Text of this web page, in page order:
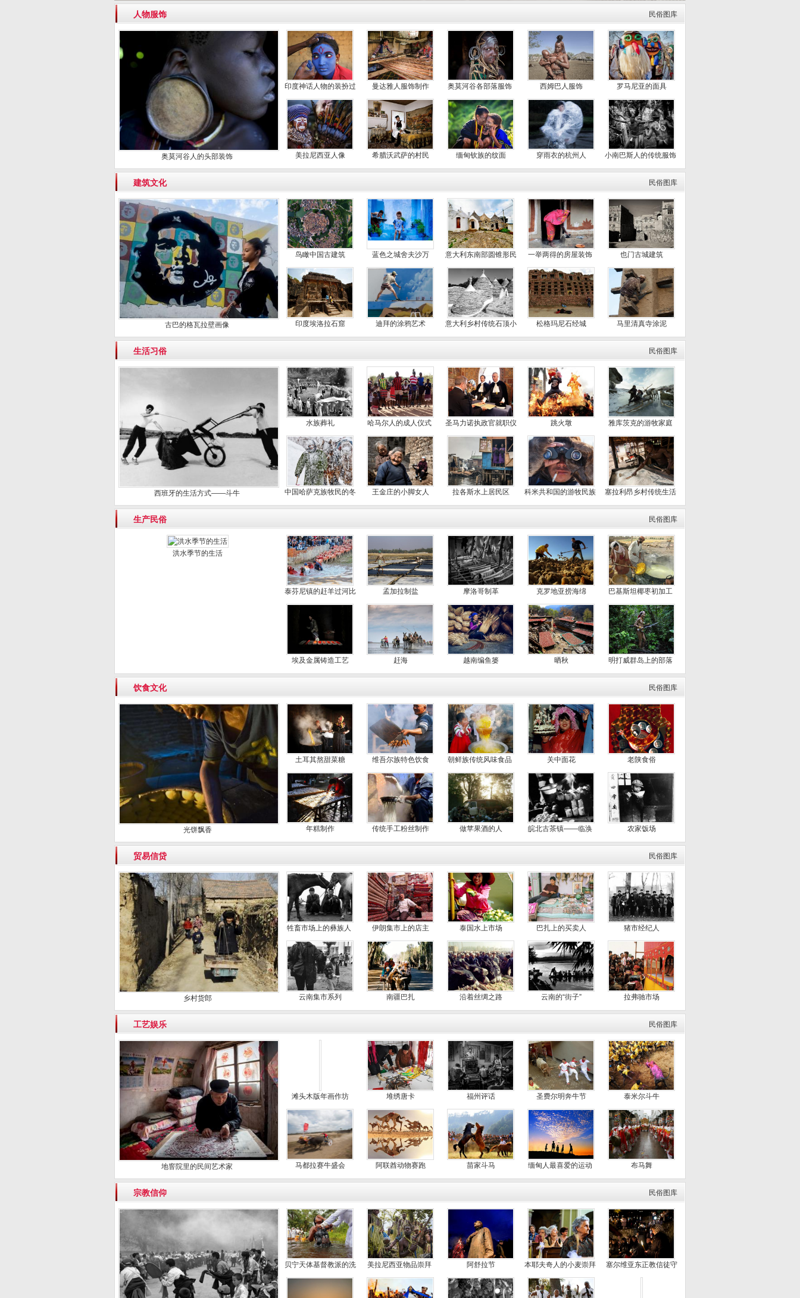
人物服饰 民俗图库
奥莫河谷人的头部装饰
印度神话人物的装扮过
程
曼达雅人服饰制作 奥莫河谷各部落服饰 西姆巴人服饰 罗马尼亚的面具
美拉尼西亚人像 希腊沃武萨的村民 缅甸钦族的纹面 穿雨衣的杭州人 小南巴斯人的传统服饰
建筑文化 民俗图库
古巴的格瓦拉壁画像
鸟瞰中国古建筑 蓝色之城舍夫沙万
意大利东南部圆锥形民
居
一举两得的房屋装饰 也门古城建筑
印度埃洛拉石窟 迪拜的涂鸦艺术
意大利乡村传统石顶小
松格玛尼石经城 马里清真寺涂泥
生活习俗 民俗图库
西班牙的生活方式——斗牛
水族葬礼 哈马尔人的成人仪式
圣马力诺执政官就职仪
式
跳火墩 雅库茨克的游牧家庭
中国哈萨克族牧民的冬
王金庄的小脚女人 拉各斯水上居民区 科米共和国的游牧民族 塞拉利昂乡村传统生活
生产民俗 民俗图库
洪水季节的生活
泰芬尼镇的赶羊过河比
赛
孟加拉制盐 摩洛哥制革 克罗地亚捞海绵 巴基斯坦椰枣初加工
埃及金属铸造工艺 赶海 越南编鱼篓 晒秋 明打威群岛上的部落
饮食文化 民俗图库
光饼飘香
土耳其熬甜菜糖 维吾尔族特色饮食 朝鲜族传统风味食品 关中面花 老陕食俗
年糕制作 传统手工粉丝制作 做苹果酒的人 皖北古茶镇――临涣 农家饭场
贸易信贷 民俗图库
乡村货郎
牲畜市场上的彝族人 伊朗集市上的店主 泰国水上市场 巴扎上的买卖人 猪市经纪人
云南集市系列 南疆巴扎 沿着丝绸之路 云南的“街子” 拉弗驰市场
工艺娱乐 民俗图库
地窨院里的民间艺术家
滩头木版年画作坊 堆绣唐卡 福州评话 圣费尔明奔牛节 泰米尔斗牛
马都拉赛牛盛会 阿联酋动物赛跑 苗家斗马 缅甸人最喜爱的运动 布马舞
宗教信仰 民俗图库
贝宁天体基督教派的洗
礼
美拉尼西亚物品崇拜 阿舒拉节 本耶夫奇人的小麦崇拜
塞尔维亚东正教信徒守
夜仪